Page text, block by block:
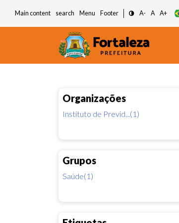
Main content search Menu Footer A- A A+
Organizações
Instituto de Previd...(1)
Grupos
Saúde(1)